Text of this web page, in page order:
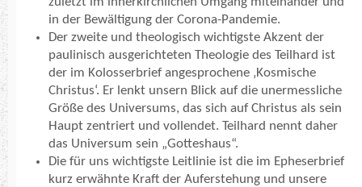
in der Bewältigung der Corona-Pandemie.
Der zweite und theologisch wichtigste Akzent der
paulinisch ausgerichteten Theologie des Teilhard ist
der im Kolosserbrief angesprochene ‚Kosmische
Christus‘. Er lenkt unsern Blick auf die unermessliche
Größe des Universums, das sich auf Christus als sein
Haupt zentriert und vollendet. Teilhard nennt daher
das Universum sein „Gotteshaus“.
Die für uns wichtigste Leitlinie ist die im Epheserbrief
kurz erwähnte Kraft der Auferstehung und unsere